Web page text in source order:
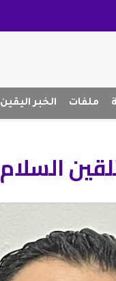
ملفات الخبر اليقين
السلام